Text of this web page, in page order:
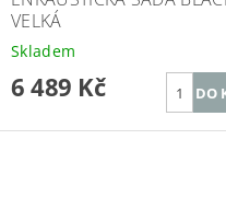
VELKÁ
Skladem
6 489 Kč